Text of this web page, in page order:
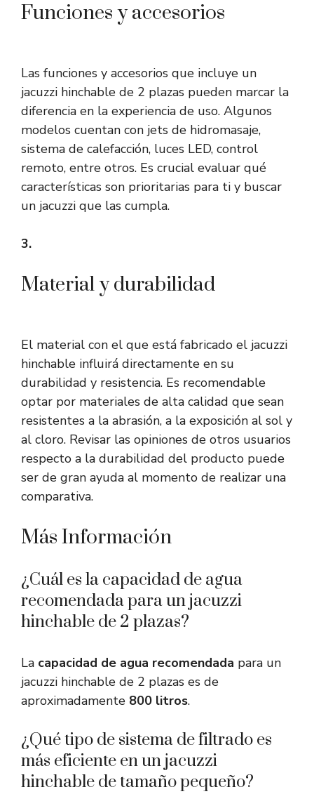
Funciones y accesorios
Las funciones y accesorios que incluye un
jacuzzi hinchable de 2 plazas pueden marcar la
diferencia en la experiencia de uso. Algunos
modelos cuentan con jets de hidromasaje,
sistema de calefacción, luces LED, control
remoto, entre otros. Es crucial evaluar qué
características son prioritarias para ti y buscar
un jacuzzi que las cumpla.
3.
Material y durabilidad
El material con el que está fabricado el jacuzzi
hinchable influirá directamente en su
durabilidad y resistencia. Es recomendable
optar por materiales de alta calidad que sean
resistentes a la abrasión, a la exposición al sol y
al cloro. Revisar las opiniones de otros usuarios
respecto a la durabilidad del producto puede
ser de gran ayuda al momento de realizar una
comparativa.
Más Información
¿Cuál es la capacidad de agua
recomendada para un jacuzzi
hinchable de 2 plazas?
La capacidad de agua recomendada para un
jacuzzi hinchable de 2 plazas es de
aproximadamente 800 litros.
¿Qué tipo de sistema de filtrado es
más eficiente en un jacuzzi
hinchable de tamaño pequeño?